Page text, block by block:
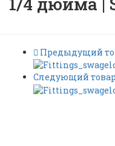
Предыдущий
Следующий товар